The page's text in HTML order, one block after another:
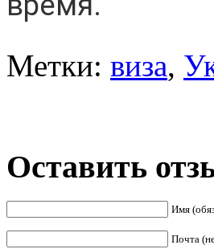
Метки: виза,
Оставить
Имя
Почта